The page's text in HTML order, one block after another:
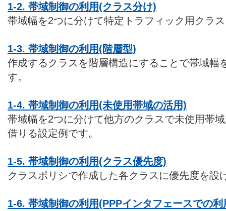
1-2. 帯域制御の利用(クラス分け)
帯域幅を2つに分けて特定トラフィック用クラ
1-3. 帯域制御の利用(階層型)
作成するクラスを階層構造にすることで帯域幅
す。
1-4. 帯域制御の利用(未使用帯域の活用)
帯域幅を2つに分けて他方のクラスで未使用帯
借りる設定例です。
1-5. 帯域制御の利用(クラス優先度)
クラスポリシで作成した各クラスに優先度を設
1-6. 帯域制御の利用(PPPインタフェースでの利